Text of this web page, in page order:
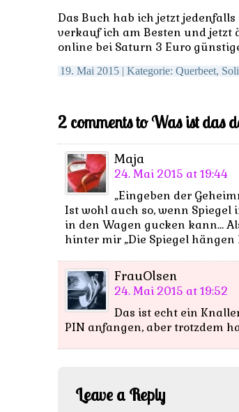
Das Buch hab ich jetzt
verkauf ich am Besten und jetzt
online bei Saturn 3 Euro
19. Mai 2015 | Kategorie: Querbeet,
2 comments to Was ist das
Maja
24. Mai 2015 at 19:44
„Eingeben der
Ist wohl auch so, wenn
in den Wagen gucken kann…
hinter mir „Die Spiegel
FrauOlsen
24. Mai 2015 at 19:52
Das ist echt ein
PIN anfangen, aber trotzdem
Leave a Reply